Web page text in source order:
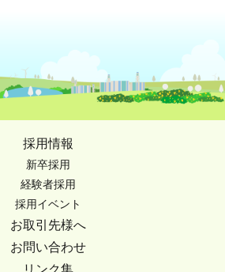
採用情報
新卒採用
経験者採用
採用イベント
お取引先様へ
お問い合わせ